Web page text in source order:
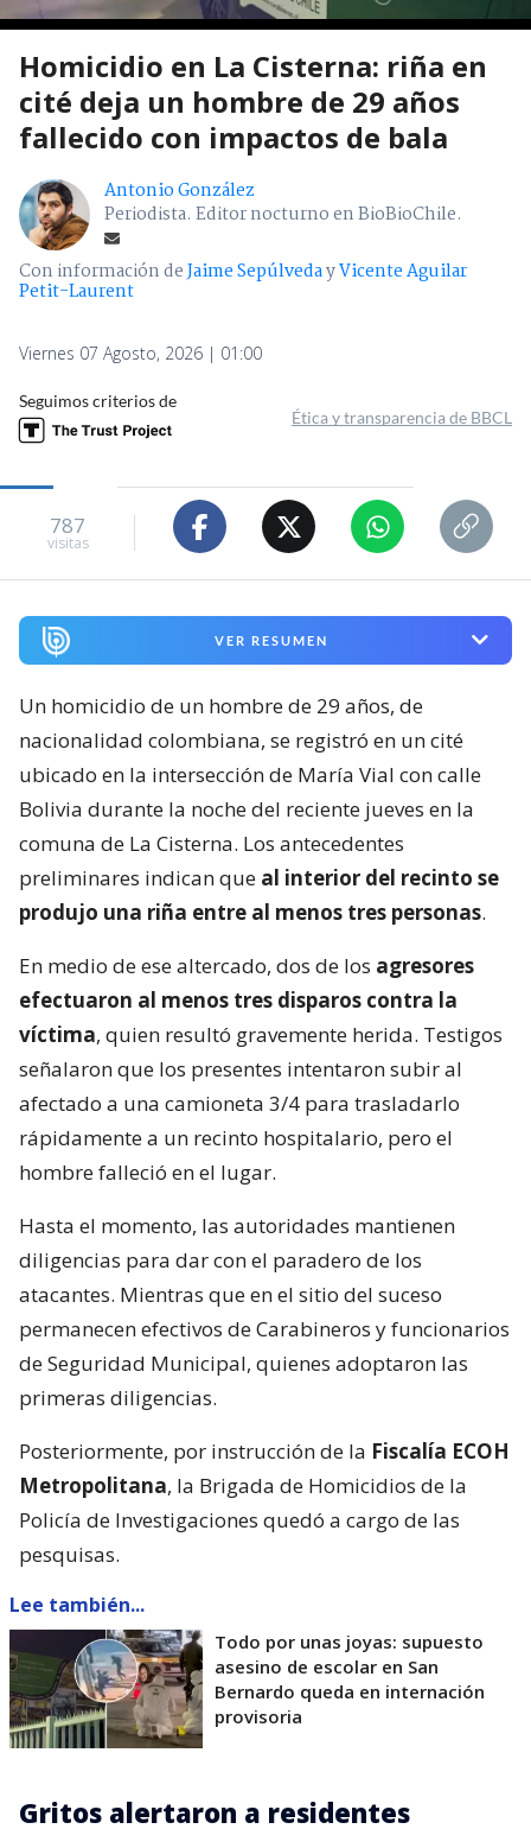
Homicidio en La Cisterna: riña en
cité deja un hombre de 29 años
fallecido con impactos de bala
Antonio González
Periodista. Editor nocturno en BioBioChile.
Con información deJaime SepúlvedayVicente Aguilar
Petit-Laurent
Viernes 07 Agosto, 2026 | 01:00
Seguimos criterios de
Ética y transparencia de BBCL
787
visitas
VER RESUMEN
Un homicidio de un hombre de 29 años, de
nacionalidad colombiana, se registró en un cité
ubicado en la intersección de María Vial con calle
Bolivia durante la noche del reciente jueves en la
comuna de La Cisterna. Los antecedentes
preliminares indican que al interior del recinto se
produjo una riña entre al menos tres personas.
En medio de ese altercado, dos de los agresores
efectuaron al menos tres disparos contra la
víctima, quien resultó gravemente herida. Testigos
señalaron que los presentes intentaron subir al
afectado a una camioneta 3/4 para trasladarlo
rápidamente a un recinto hospitalario, pero el
hombre falleció en el lugar.
Hasta el momento, las autoridades mantienen
diligencias para dar con el paradero de los
atacantes. Mientras que en el sitio del suceso
permanecen efectivos de Carabineros y funcionarios
de Seguridad Municipal, quienes adoptaron las
primeras diligencias.
Posteriormente, por instrucción de la Fiscalía ECOH
Metropolitana, la Brigada de Homicidios de la
Policía de Investigaciones quedó a cargo de las
pesquisas.
Lee también...
Todo por unas joyas: supuesto
asesino de escolar en San
Bernardo queda en internación
provisoria
Gritos alertaron a residentes